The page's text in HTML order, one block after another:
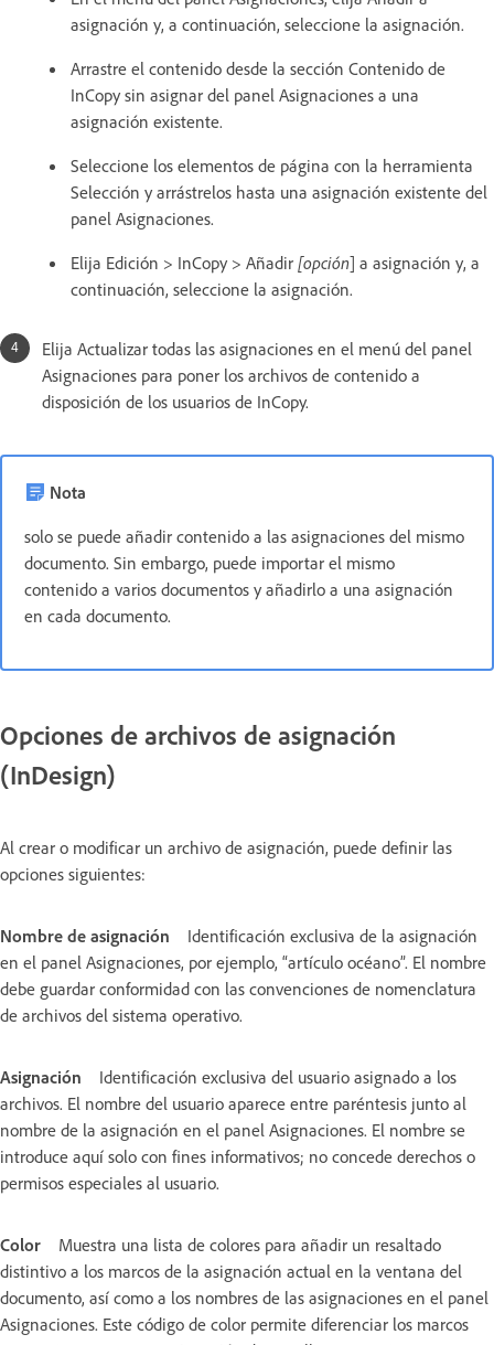
asignación y, a continuación, seleccione la asignación.
Arrastre el contenido desde la sección Contenido de
InCopy sin asignar del panel Asignaciones a una
asignación existente.
Seleccione los elementos de página con la herramienta
Selección y arrástrelos hasta una asignación existente del
panel Asignaciones.
Elija Edición > InCopy > Añadir [opción] a asignación y, a
continuación, seleccione la asignación.
Elija Actualizar todas las asignaciones en el menú del panel
Asignaciones para poner los archivos de contenido a
disposición de los usuarios de InCopy.
Nota
solo se puede añadir contenido a las asignaciones del mismo
documento. Sin embargo, puede importar el mismo
contenido a varios documentos y añadirlo a una asignación
en cada documento.
Opciones de archivos de asignación
(InDesign)
Al crear o modificar un archivo de asignación, puede definir las
opciones siguientes:
Nombre de asignación
Identificación exclusiva de la asignación
en el panel Asignaciones, por ejemplo, “artículo océano”. El nombre
debe guardar conformidad con las convenciones de nomenclatura
de archivos del sistema operativo.
Asignación
Identificación exclusiva del usuario asignado a los
archivos. El nombre del usuario aparece entre paréntesis junto al
nombre de la asignación en el panel Asignaciones. El nombre se
introduce aquí solo con fines informativos; no concede derechos o
permisos especiales al usuario.
Color
Muestra una lista de colores para añadir un resaltado
distintivo a los marcos de la asignación actual en la ventana del
documento, así como a los nombres de las asignaciones en el panel
Asignaciones. Este código de color permite diferenciar los marcos